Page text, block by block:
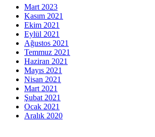
Mart 2023
Kasım 2021
Ekim 2021
Eylül 2021
Ağustos 2021
Temmuz 2021
Haziran 2021
Mayıs 2021
Nisan 2021
Mart 2021
Şubat 2021
Ocak 2021
Aralık 2020